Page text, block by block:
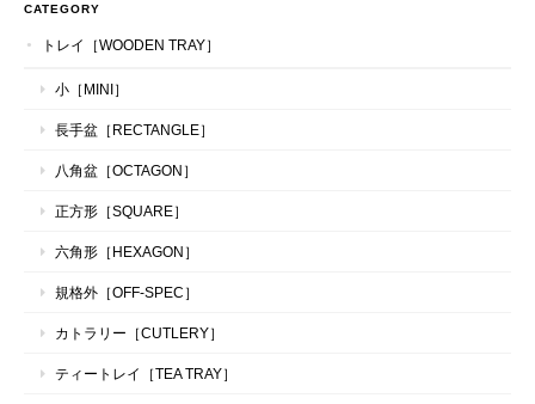
CATEGORY
トレイ［WOODEN TRAY］
小［MINI］
長手盆［RECTANGLE］
八角盆［OCTAGON］
正方形［SQUARE］
六角形［HEXAGON］
規格外［OFF-SPEC］
カトラリー［CUTLERY］
ティートレイ［TEA TRAY］